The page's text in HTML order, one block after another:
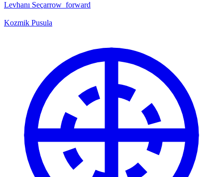
Levhanı Seçarrow_forward
Kozmik Pusula